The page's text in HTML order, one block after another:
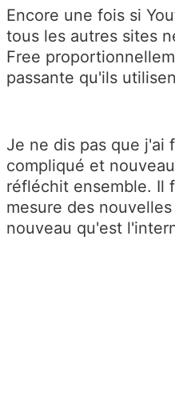
Encore une fois si
tous les autres sites
Free
passante qu'ils
Je ne dis pas que j'ai
compliqué et
réfléchit ensemble. Il
mesure des
nouveau qu'est